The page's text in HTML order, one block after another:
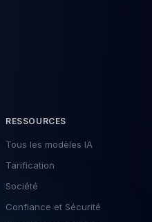
RESSOURCES
Tous les modèles IA
Tarification
Société
Confiance et Sécurité